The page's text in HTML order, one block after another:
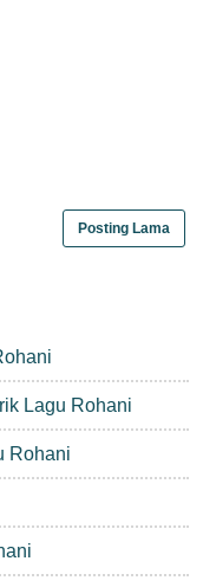
Posting Lama
Lagu Rohani
Rohani